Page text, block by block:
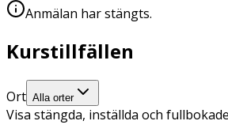
Anmälan har stängts.
Kurstillfällen
Ort Alla orter
Visa stängda, inställda och